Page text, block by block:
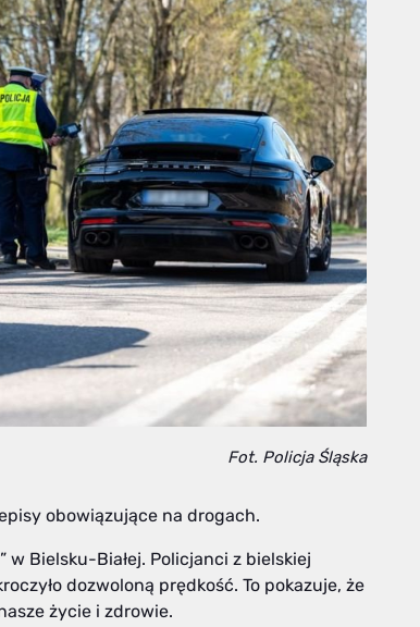
Fot. Policja Śląska
obowiązujące na drogach.
Bielsku-Białej. Policjanci z bielskiej
dozwoloną prędkość. To pokazuje, że
życie i zdrowie.